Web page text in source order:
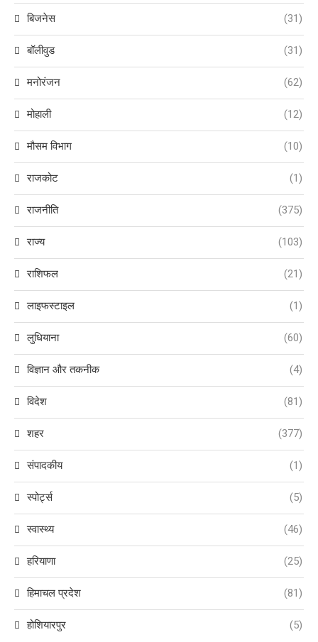
बिजनेस (31)
बॉलीवुड (31)
मनोरंजन (62)
मोहाली (12)
मौसम विभाग (10)
राजकोट (1)
राजनीति (375)
राज्य (103)
राशिफल (21)
लाइफस्टाइल (1)
लुधियाना (60)
विज्ञान और तकनीक (4)
विदेश (81)
शहर (377)
संपादकीय (1)
स्पोर्ट्स (5)
स्वास्थ्य (46)
हरियाणा (25)
हिमाचल प्रदेश (81)
होशियारपुर (5)